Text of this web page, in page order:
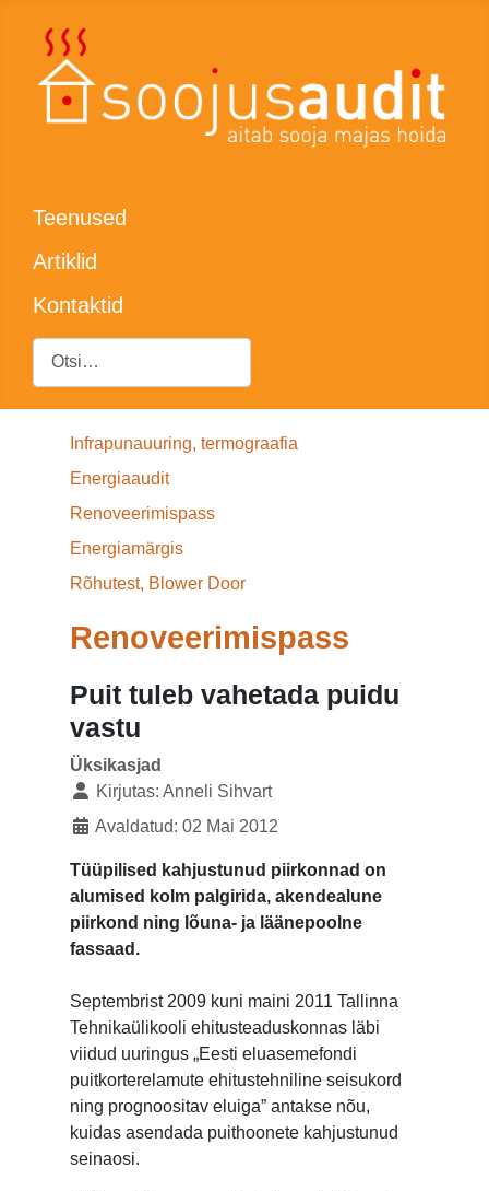
Teenused
Artiklid
Kontaktid
Otsing
Infrapunauuring, termograafia
Energiaaudit
Renoveerimispass
Energiamärgis
Rõhutest, Blower Door
Renoveerimispass
Puit tuleb vahetada puidu
vastu
Üksikasjad
Kirjutas: Anneli Sihvart
Avaldatud: 02 Mai 2012
Tüüpilised kahjustunud piirkonnad on
alumised kolm palgirida, akendealune
piirkond ning lõuna- ja läänepoolne
fassaad.
Septembrist 2009 kuni maini 2011 Tallinna
Tehnikaülikooli ehitusteaduskonnas läbi
viidud uuringus „Eesti eluasemefondi
puitkorterelamute ehitustehniline seisukord
ning prognoositav eluiga” antakse nõu,
kuidas asendada puithoonete kahjustunud
seinaosi.